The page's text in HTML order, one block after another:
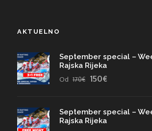
AKTUELNO
September special –
Rajska Rijeka
Od 170€ 150€
September special –
Rajska Rijeka